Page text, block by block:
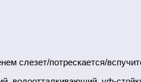
слезет/потрескается/